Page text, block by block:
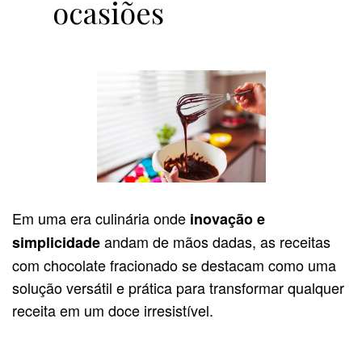
ocasiões
Em uma era culinária onde inovação e
simplicidadeandam de mãos dadas, as receitas
com chocolate fracionado se destacam como uma
solução versátil e prática para transformar qualquer
receita em um doce irresistível.